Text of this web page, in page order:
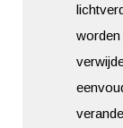
worden